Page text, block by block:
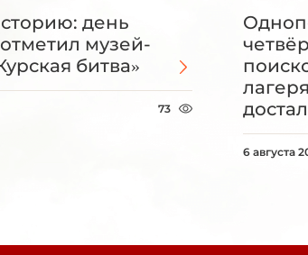
день
музей-
битва»
73
6 августа